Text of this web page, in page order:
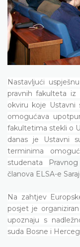
Nastavljući
pravnih fakulteta
okviru koje
omogućava
fakultetima stekli o
danas je Ustavni
terminima
studenata
članova ELSA-e
Na zahtjev
posjet je
upoznaju s
suda Bosne i